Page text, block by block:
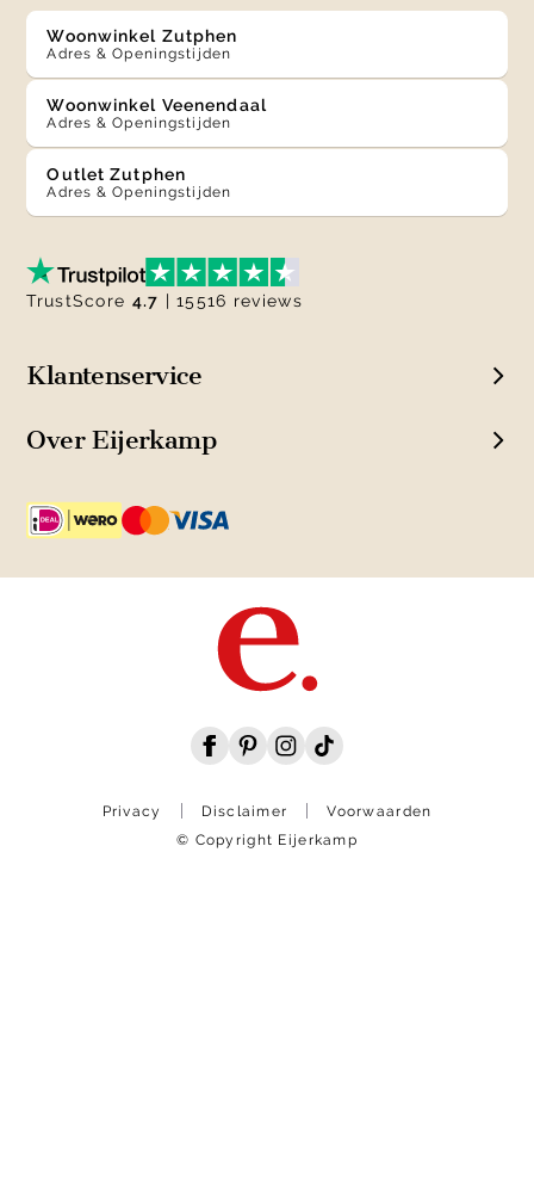
Woonwinkel Zutphen
Adres & Openingstijden
Woonwinkel Veenendaal
Adres & Openingstijden
Outlet Zutphen
Adres & Openingstijden
Klantenservice
Over Eijerkamp
TrustScore 4.7 | 15516 reviews
Privacy Disclaimer
Voorwaarden
© Copyright Eijerkamp